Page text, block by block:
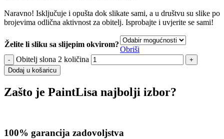
Naravno! Isključuje i opušta dok slikate sami, a u društvu su slike po
brojevima odlična aktivnost za obitelj. Isprobajte i uvjerite se sami!
Želite li sliku sa slijepim okvirom?
Obriši
Obitelj slona 2 količina
Dodaj u košaricu
Zašto je PaintLisa najbolji izbor?
100% garancija zadovoljstva